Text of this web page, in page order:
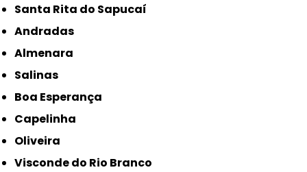
Santa Rita do Sapucaí
Andradas
Almenara
Salinas
Boa Esperança
Capelinha
Oliveira
Visconde do Rio Branco